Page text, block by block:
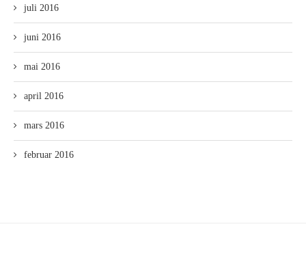
juli 2016
juni 2016
mai 2016
april 2016
mars 2016
februar 2016